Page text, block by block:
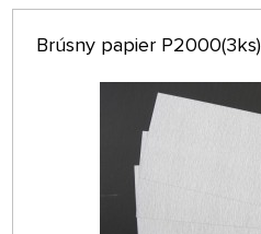
Brúsny papier P2000(3ks)